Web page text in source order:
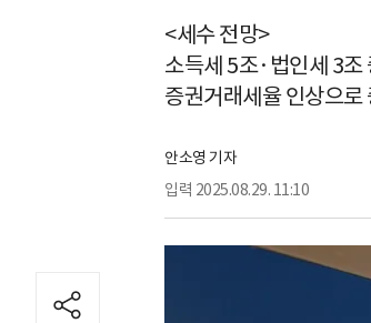
<세수 전망>
소득세 5조·법인세 3조
증권거래세율 인상으
안소영 기자
입력 2025.08.29. 11:10